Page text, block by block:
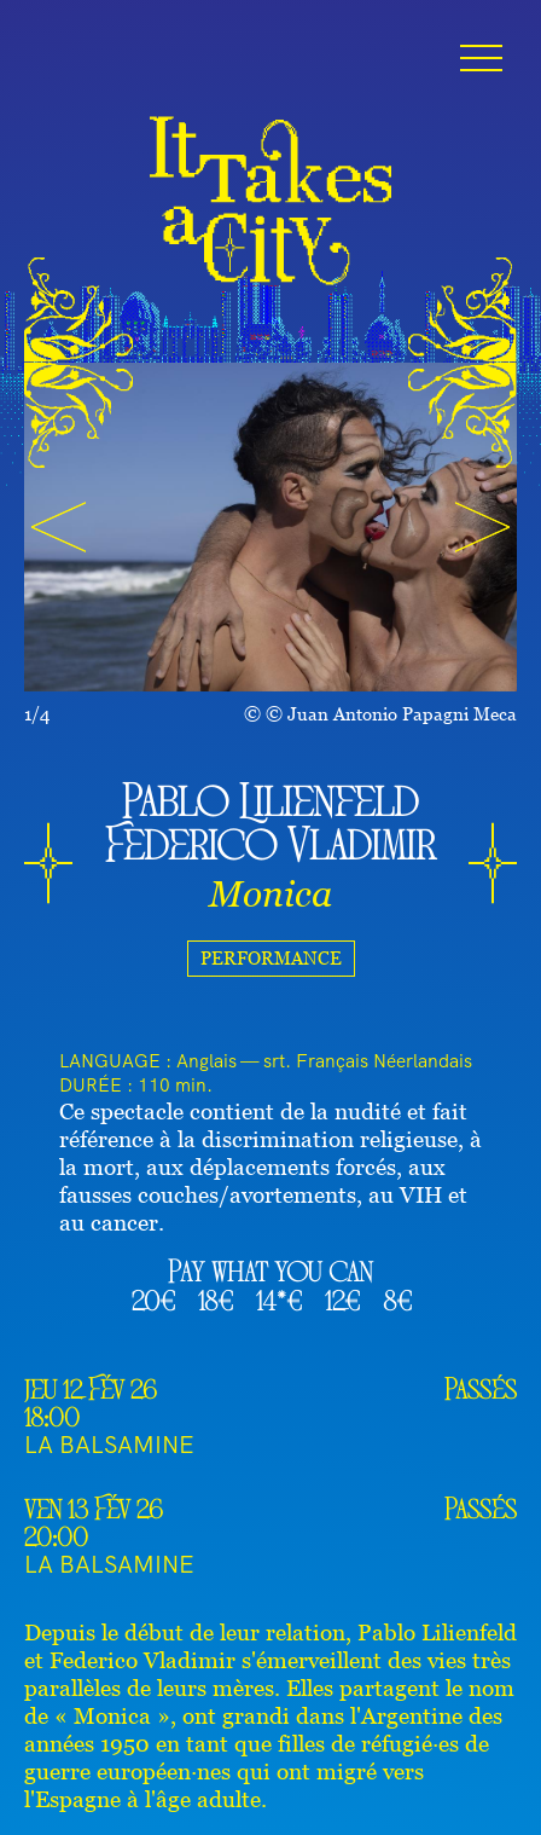
1/4 © Juan Antonio Papagni Meca
Pablo Lilienfeld
Federico Vladimir
Monica
PERFORMANCE
LANGUAGE : Anglais — srt. Français Néerlandais
DURÉE : 110 min.
Ce spectacle contient de la nudité et fait
référence à la discrimination religieuse, à
la mort, aux déplacements forcés, aux
fausses couches/avortements, au VIH et
au cancer.
jeu 12 Fév 26
18:00
Passés
LA BALSAMINE
ven 13 Fév 26
20:00
Passés
LA BALSAMINE
Pay what you can
20€
18€ 14*€ 12€ 8€
Depuis le début de leur relation, Pablo Lilienfeld
et Federico Vladimir s'émerveillent des vies très
parallèles de leurs mères. Elles partagent le nom
de « Monica », ont grandi dans l'Argentine des
années 1950 en tant que filles de réfugié·es de
guerre européen·nes qui ont migré vers
l'Espagne à l'âge adulte.